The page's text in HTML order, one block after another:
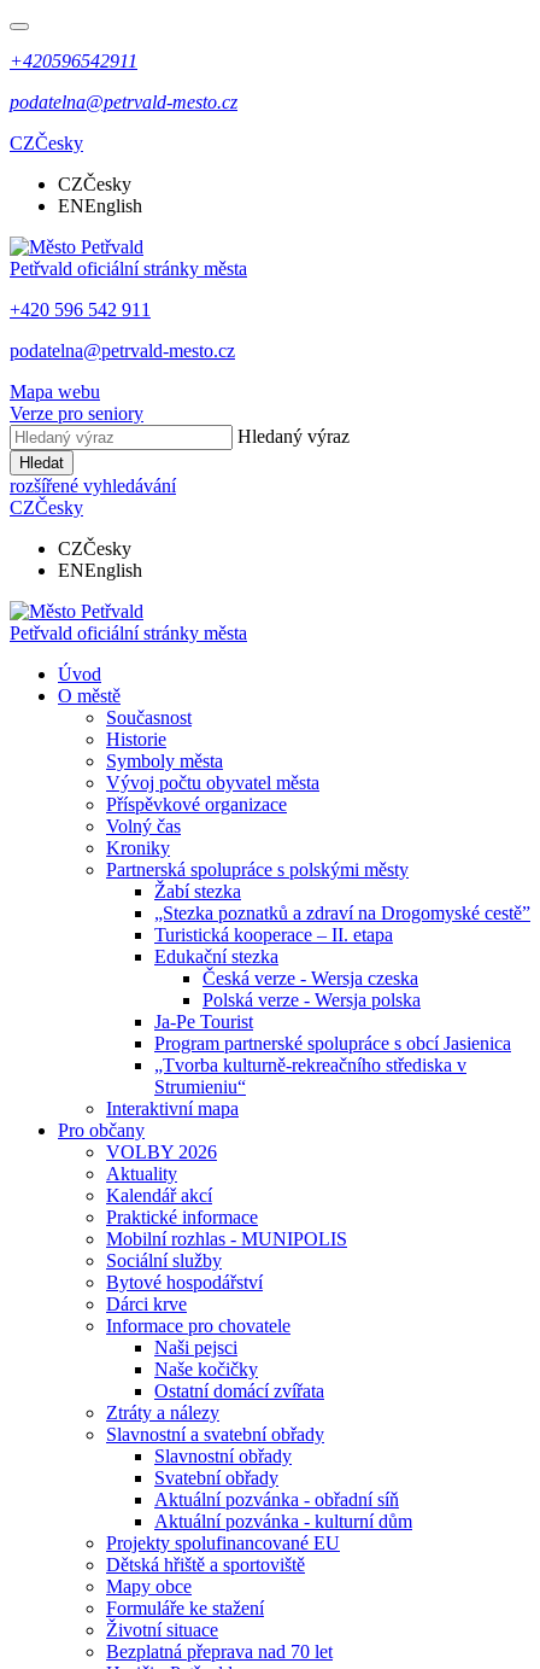
+420596542911
podatelna@petrvald-mesto.cz
CZČesky
CZČesky
ENEnglish
Petřvald oficiální stránky města
+420 596 542 911
podatelna@petrvald-mesto.cz
Mapa webu
Verze pro seniory
Hledaný výraz
Hledat
rozšířené vyhledávání
CZČesky
CZČesky
ENEnglish
Petřvald oficiální stránky města
Úvod
O městě
Současnost
Historie
Symboly města
Vývoj počtu obyvatel města
Příspěvkové organizace
Volný čas
Kroniky
Partnerská spolupráce s polskými městy
Žabí stezka
„Stezka poznatků a zdraví na Drogomyské cestě”
Turistická kooperace – II. etapa
Edukační stezka
Česká verze - Wersja czeska
Polská verze - Wersja polska
Ja-Pe Tourist
Program partnerské spolupráce s obcí Jasienica
„Tvorba kulturně-rekreačního střediska v
Strumieniu“
Interaktivní mapa
Pro občany
VOLBY 2026
Aktuality
Kalendář akcí
Praktické informace
Mobilní rozhlas - MUNIPOLIS
Sociální služby
Bytové hospodářství
Dárci krve
Informace pro chovatele
Naši pejsci
Naše kočičky
Ostatní domácí zvířata
Ztráty a nálezy
Slavnostní a svatební obřady
Slavnostní obřady
Svatební obřady
Aktuální pozvánka - obřadní síň
Aktuální pozvánka - kulturní dům
Projekty spolufinancované EU
Dětská hřiště a sportoviště
Mapy obce
Formuláře ke stažení
Životní situace
Bezplatná přeprava nad 70 let